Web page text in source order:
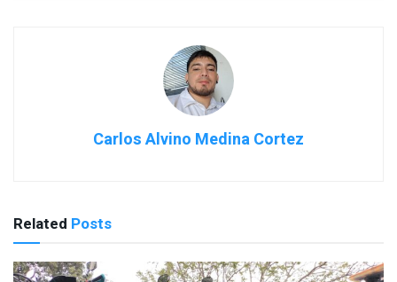
Carlos Alvino Medina Cortez
Related Posts